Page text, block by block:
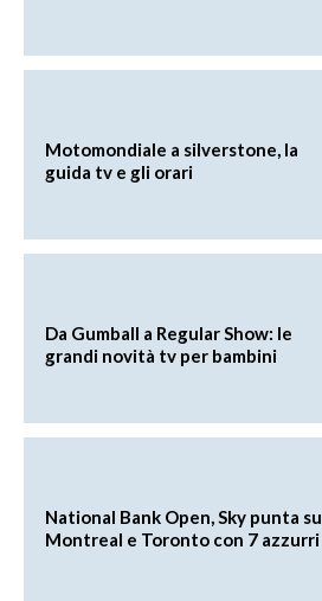
Motomondiale a silverstone, la
guida tv e gli orari
Da Gumball a Regular Show: le
grandi novità tv per bambini
National Bank Open, Sky punta su
Montreal e Toronto con 7 azzurri